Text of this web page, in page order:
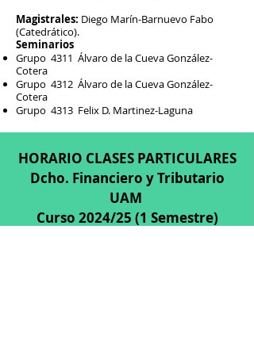
Magistrales: Diego Marín-Barnuevo Fabo
(Catedrático).
Seminarios
Grupo 4311 Álvaro de la Cueva González-
Cotera
Grupo 4312 Álvaro de la Cueva González-
Cotera
Grupo 4313 Felix D. Martinez-Laguna
HORARIO CLASES PARTICULARES
Dcho. Financiero y Tributario
UAM
Curso 2024/25 (1 Semestre)